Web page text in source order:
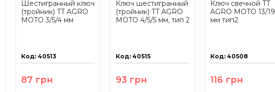
Шестигранный ключ
(тройник) TT AGRO
MOTO 3/5/4 мм
Код: 40513
87 грн
Ключ шестигранный
(тройник) TT AGRO
MOTO 4/5/5 мм, тип 2
Код: 40515
93 грн
Ключ свечной TT
AGRO MOTO 13/19
мм тип2
Код: 40508
116 грн